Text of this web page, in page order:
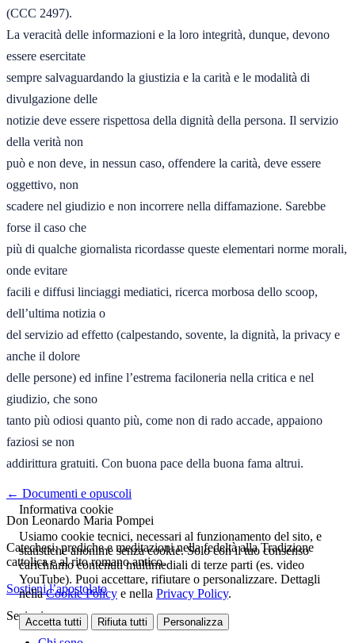
(CCC 2497).
La veracità delle informazioni e la loro integrità, dunque, devono
essere esercitate
sempre salvaguardando la giustizia e la carità e le modalità di
divulgazione delle
notizie deve essere rispettosa della dignità della persona. Il servizio
della verità non
può e non deve, in nessun caso, offendere la carità, deve essere
oggettivo, non
scadere nel giudizio e non incorrere nella diffamazione. Sarebbe
forse il caso che
più di qualche giornalista ricordasse queste elementari norme morali,
onde evitare
facili e diffusi linciaggi mediatici, ricerca morbosa dello scoop,
dell’ultima notizia o
del servizio ad effetto (calpestando, sovente, la dignità, la privacy e
anche il dolore
delle persone) ed infine l’estrema faciloneria nella critica e nel
giudizio, che sono
tanto più odiosi quanto più, come non di rado accade, appaiono
faziosi se non
addirittura gratuiti. Con buona pace della buona fama altrui.
← Documenti e opuscoli
Don Leonardo Maria Pompei
Catechesi, prediche e meditazioni nella fedeltà alla Tradizione
cattolica e al rito romano antico.
Sostieni l’apostolato
Sezioni
Informativa cookie
Usiamo cookie tecnici, necessari al funzionamento del sito, e
statistiche anonime senza cookie. Solo con il tuo consenso
carichiamo contenuti multimediali di terze parti (es. video
YouTube). Puoi accettare, rifiutare o personalizzare. Dettagli
nellaCookie Policy e nella Privacy Policy.
Accetta tutti Rifiuta tutti Personalizza